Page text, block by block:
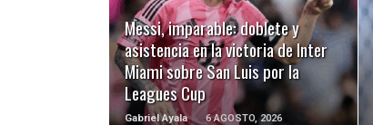
Messi, imparable: doblete y
asistencia en la victoria de Inter
Miami sobre San Luis por la
Leagues Cup
Gabriel Ayala 6 AGOSTO, 2026
LEER MÁS